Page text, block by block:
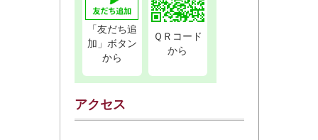
「友だち追
加」ボタン
から
ＱＲコード
から
アクセス